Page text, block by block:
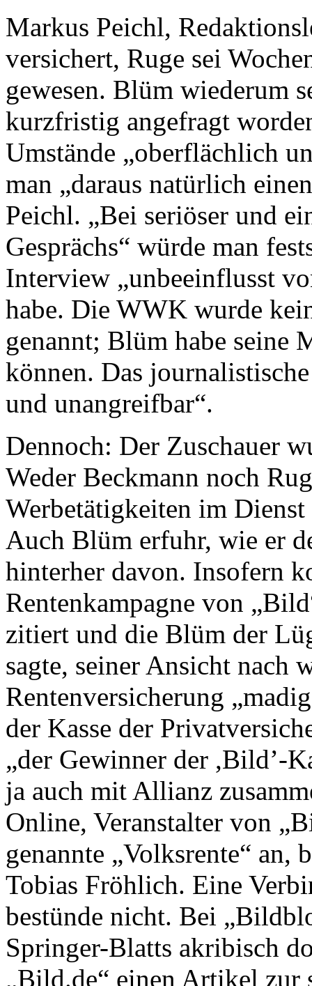
Markus Peichl,
versichert, Ruge sei
gewesen. Blüm wiederum
kurzfristig angefragt
Umstände „oberflächlich
man „daraus natürlich
Peichl. „Bei seriöser und
Gesprächs“ würde man
Interview „unbeeinflusst
habe. Die WWK wurde
genannt; Blüm habe seine
können. Das
und unangreifbar“.
Dennoch: Der Zuschauer
Weder Beckmann noch
Werbetätigkeiten im
Auch Blüm erfuhr, wie er
hinterher davon. Insofern
Rentenkampagne von
zitiert und die Blüm der
sagte, seiner Ansicht nach
Rentenversicherung
der Kasse der
„der Gewinner der ,Bild’-
ja auch mit Allianz
Online, Veranstalter von
genannte „Volksrente“ an,
Tobias Fröhlich. Eine
bestünde nicht. Bei
Springer-Blatts akribisch
„Bild.de“ einen Artikel zur